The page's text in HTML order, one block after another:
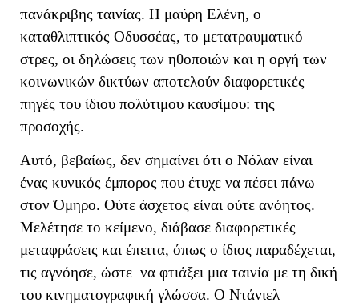
πανάκριβης ταινίας. Η μαύρη Ελένη, ο
καταθλιπτικός Οδυσσέας, το μετατραυματικό
στρες, οι δηλώσεις των ηθοποιών και η οργή των
κοινωνικών δικτύων αποτελούν διαφορετικές
πηγές του ίδιου πολύτιμου καυσίμου: της
προσοχής.
Αυτό, βεβαίως, δεν σημαίνει ότι ο Νόλαν είναι
ένας κυνικός έμπορος που έτυχε να πέσει πάνω
στον Όμηρο. Ούτε άσχετος είναι ούτε ανόητος.
Μελέτησε το κείμενο, διάβασε διαφορετικές
μεταφράσεις και έπειτα, όπως ο ίδιος παραδέχεται,
τις αγνόησε, ώστε να φτιάξει μια ταινία με τη δική
του κινηματογραφική γλώσσα. Ο Ντάνιελ